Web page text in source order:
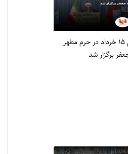
یادواره شهدای قیام ۱۵ خرداد در حرم مطهر
برگزار شد